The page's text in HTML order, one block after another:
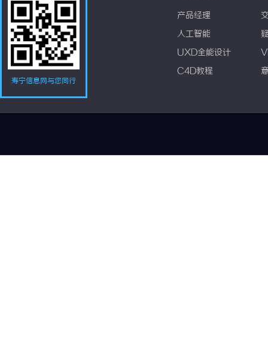
寿宁信息网与您同行
产品经理
人工智能
UXD全能设计
C4D教程